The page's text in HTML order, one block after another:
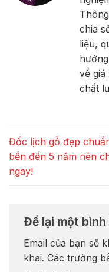
chia
liệu,
về
chất
Đốc lịch gỗ đẹp
bền đến 5 năm nên
ngay!
Để lại một bình
Email của bạn sẽ
khai. Các trường